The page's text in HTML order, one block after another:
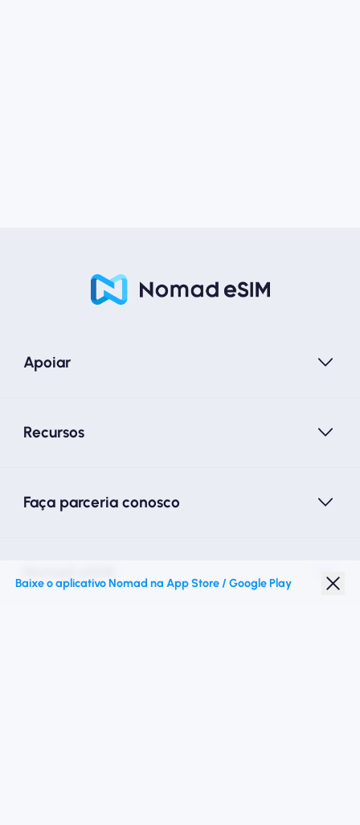
Apoiar
Recursos
Faça parceria conosco
Baixe o aplicativo Nomad na App Store / Google Play